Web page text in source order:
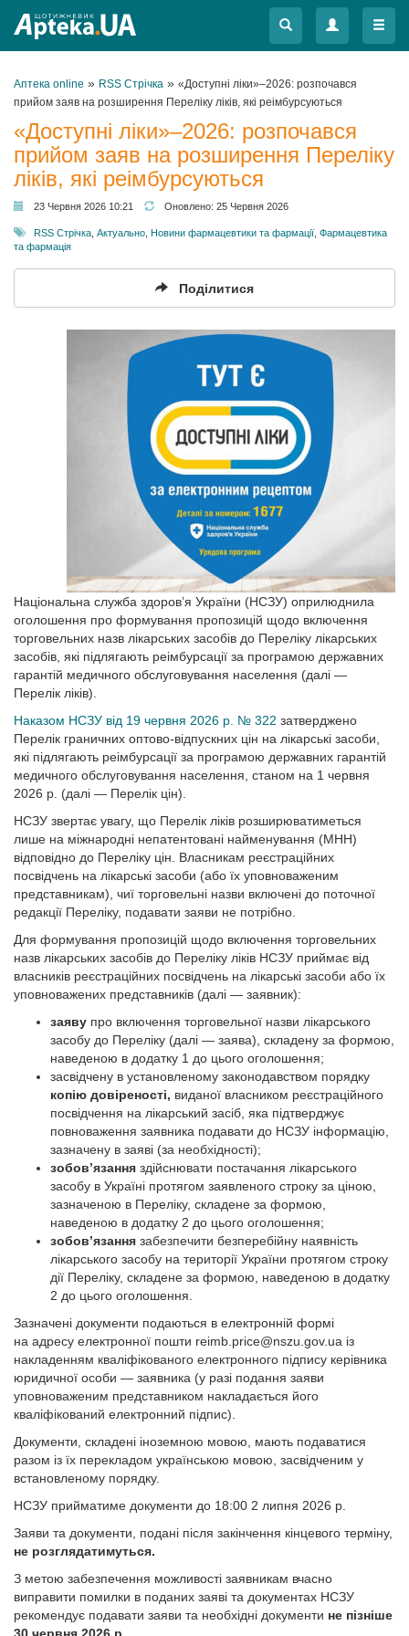
Меню
Меню
Аптека online » RSS Стрічка » «Доступні ліки»–2026: розпочався
прийом заяв на розширення Переліку ліків, які реімбурсуються
«Доступні ліки»–2026: розпочався
прийом заяв на розширення Переліку
ліків, які реімбурсуються
23 Червня 2026 10:21 Оновлено: 25 Червня 2026
RSS Стрічка Актуально Новини фармацевтики та фармації Фармацевтика
та фармація
Поділитися
Національна служба здоров’я України (НСЗУ) оприлюднила
оголошення про формування пропозицій щодо включення
торговельних назв лікарських засобів до Переліку лікарських
засобів, які підлягають реімбурсації за програмою державних
гарантій медичного обслуговування населення (далі —
Перелік ліків).
Наказом НСЗУ від 19 червня 2026 р. № 322 затверджено
Перелік граничних оптово-відпускних цін на лікарські засоби,
які підлягають реімбурсації за програмою державних гарантій
медичного обслуговування населення, станом на 1 червня
2026 р. (далі — Перелік цін).
НСЗУ звертає увагу, що Перелік ліків розширюватиметься
лише на міжнародні непатентовані найменування (МНН)
відповідно до Переліку цін. Власникам реєстраційних
посвідчень на лікарські засоби (або їх уповноваженим
представникам), чиї торговельні назви включені до поточної
редакції Переліку, подавати заяви не потрібно.
Для формування пропозицій щодо включення торговельних
назв лікарських засобів до Переліку ліків НСЗУ приймає від
власників реєстраційних посвідчень на лікарські засоби або їх
уповноважених представників (далі — заявник):
заяву про включення торговельної назви лікарського
засобу до Переліку (далі — заява), складену за формою,
наведеною в додатку 1 до цього оголошення;
засвідчену в установленому законодавством порядку
копію довіреності, виданої власником реєстраційного
посвідчення на лікарський засіб, яка підтверджує
повноваження заявника подавати до НСЗУ інформацію,
зазначену в заяві (за необхідності);
зобов’язання здійснювати постачання лікарського
засобу в Україні протягом заявленого строку за ціною,
зазначеною в Переліку, складене за формою,
наведеною в додатку 2 до цього оголошення;
зобов’язання забезпечити безперебійну наявність
лікарського засобу на території України протягом строку
дії Переліку, складене за формою, наведеною в додатку
2 до цього оголошення.
Зазначені документи подаються в електронній формі
на адресу електронної пошти reimb.price@nszu.gov.ua із
накладенням кваліфікованого електронного підпису керівника
юридичної особи — заявника (у разі подання заяви
уповноваженим представником накладається його
кваліфікований електронний підпис).
Документи, складені іноземною мовою, мають подаватися
разом із їх перекладом українською мовою, засвідченим у
встановленому порядку.
НСЗУ прийматиме документи до 18:00 2 липня 2026 р.
Заяви та документи, подані після закінчення кінцевого терміну,
не розглядатимуться.
З метою забезпечення можливості заявникам вчасно
виправити помилки в поданих заяві та документах НСЗУ
рекомендує подавати заяви та необхідні документи не пізніше